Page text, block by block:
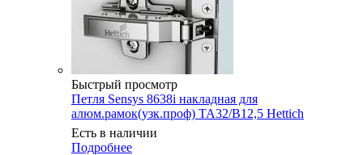
Быстрый просмотр
Петля Sensys 8638i накладная для
алюм.рамок(узк.проф) ТА32/В12,5 Hettich
Есть в наличии
Подробнее